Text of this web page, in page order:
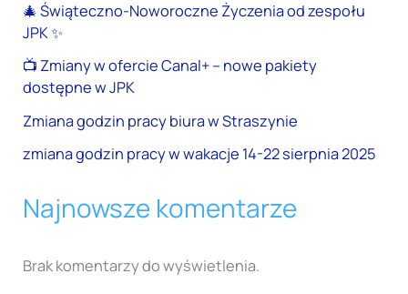
🎄 Świąteczno-Noworoczne Życzenia od zespołu
JPK ✨
📺 Zmiany w ofercie Canal+ – nowe pakiety
dostępne w JPK
Zmiana godzin pracy biura w Straszynie
zmiana godzin pracy w wakacje 14-22 sierpnia 2025
Najnowsze komentarze
Brak komentarzy do wyświetlenia.